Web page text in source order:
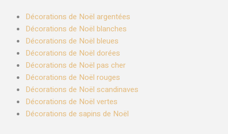
Décorations de Noël argentées
Décorations de Noël blanches
Décorations de Noël bleues
Décorations de Noël dorées
Décorations de Noël pas cher
Décorations de Noël rouges
Décorations de Noël scandinaves
Décorations de Noël vertes
Décorations de sapins de Noël